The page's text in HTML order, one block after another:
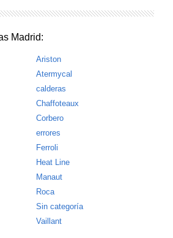
Madrid:
Ariston
Atermycal
calderas
Chaffoteaux
Corbero
errores
Ferroli
Heat Line
Manaut
Roca
Sin categoría
Vaillant